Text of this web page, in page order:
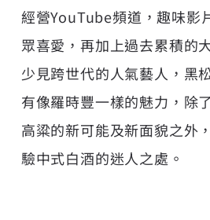
經營YouTube頻道，趣味影
眾喜愛，再加上過去累積的
少見跨世代的人氣藝人，黑
有像羅時豐一樣的魅力，除
高粱的新可能及新面貌之外
驗中式白酒的迷人之處。